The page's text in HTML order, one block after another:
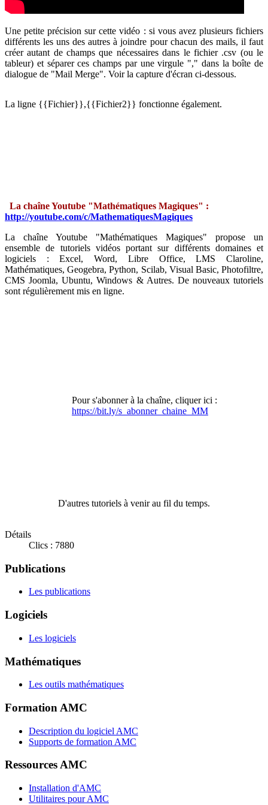
Une petite précision sur cette vidéo : si vous avez plusieurs fichiers
différents les uns des autres à joindre pour chacun des mails, il faut
créer autant de champs que nécessaires dans le fichier .csv (ou le
tableur) et séparer ces champs par une virgule "," dans la boîte de
dialogue de "Mail Merge". Voir la capture d'écran ci-dessous.
La ligne {{Fichier}},{{Fichier2}} fonctionne également.
La chaîne Youtube "Mathématiques Magiques" :
http://youtube.com/c/MathematiquesMagiques
La chaîne Youtube "Mathématiques Magiques" propose un
ensemble de tutoriels vidéos portant sur différents domaines et
logiciels : Excel, Word, Libre Office, LMS Claroline,
Mathématiques, Geogebra, Python, Scilab, Visual Basic, Photofiltre,
CMS Joomla, Ubuntu, Windows & Autres. De nouveaux tutoriels
sont régulièrement mis en ligne.
Pour s'abonner à la chaîne, cliquer ici :
https://bit.ly/s_abonner_chaine_MM
D'autres tutoriels à venir au fil du temps.
Détails
Clics : 7880
Publications
Les publications
Logiciels
Les logiciels
Mathématiques
Les outils mathématiques
Formation AMC
Description du logiciel AMC
Supports de formation AMC
Ressources AMC
Installation d'AMC
Utilitaires pour AMC